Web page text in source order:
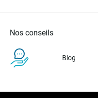
Nos conseils
Blog